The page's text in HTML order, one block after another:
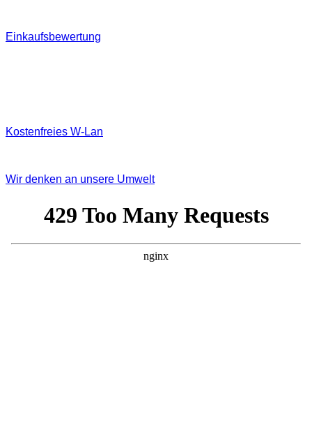
Einkaufsbewertung
Kostenfreies W‐Lan
Wir denken an unsere Umwelt